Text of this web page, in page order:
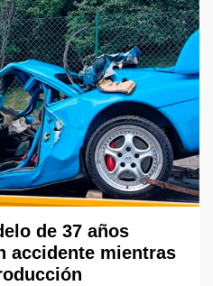
de 37 años
accidente mientras